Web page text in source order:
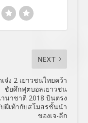
NEXT
จ๋ง 2 เยาวชนไทยคว้า
ชัยศึกฟุตบอลเยาวชน
นาชาติ 2018 บินตรง
ฝีเท้ากับสโมสรชั้นนำ
ของเจ-ลีก